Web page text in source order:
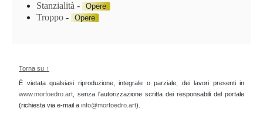
Stanzialità - Opere
Troppo - Opere
Torna su ↑
È vietata qualsiasi riproduzione, integrale o parziale, dei lavori presenti in
www.morfoedro.art , senza l'autorizzazione scritta dei responsabili del portale
(richiesta via e-mail a info@morfoedro.art).